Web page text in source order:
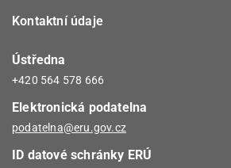
Kontaktní údaje
Ústředna
+420 564 578 666
Elektronická podatelna
podatelna@eru.gov.cz
ID datové schránky ERÚ